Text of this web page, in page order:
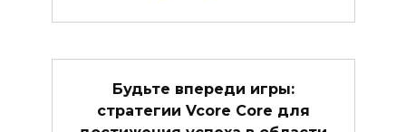
Будьте впереди игры:
стратегии Vcore Core для